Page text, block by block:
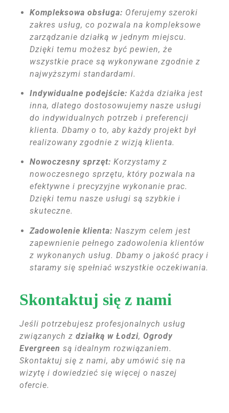
Kompleksowa obsługa: Oferujemy szeroki
zakres usług, co pozwala na kompleksowe
zarządzanie działką w jednym miejscu.
Dzięki temu możesz być pewien, że
wszystkie prace są wykonywane zgodnie z
najwyższymi standardami.
Indywidualne podejście: Każda działka jest
inna, dlatego dostosowujemy nasze usługi
do indywidualnych potrzeb i preferencji
klienta. Dbamy o to, aby każdy projekt był
realizowany zgodnie z wizją klienta.
Nowoczesny sprzęt: Korzystamy z
nowoczesnego sprzętu, który pozwala na
efektywne i precyzyjne wykonanie prac.
Dzięki temu nasze usługi są szybkie i
skuteczne.
Zadowolenie klienta: Naszym celem jest
zapewnienie pełnego zadowolenia klientów
z wykonanych usług. Dbamy o jakość pracy i
staramy się spełniać wszystkie oczekiwania.
Skontaktuj się z nami
Jeśli potrzebujesz profesjonalnych usług
związanych zdziałką w Łodzi,Ogrody
Evergreen są idealnym rozwiązaniem.
Skontaktuj się z nami, aby umówić się na
wizytę i dowiedzieć się więcej o naszej
ofercie.